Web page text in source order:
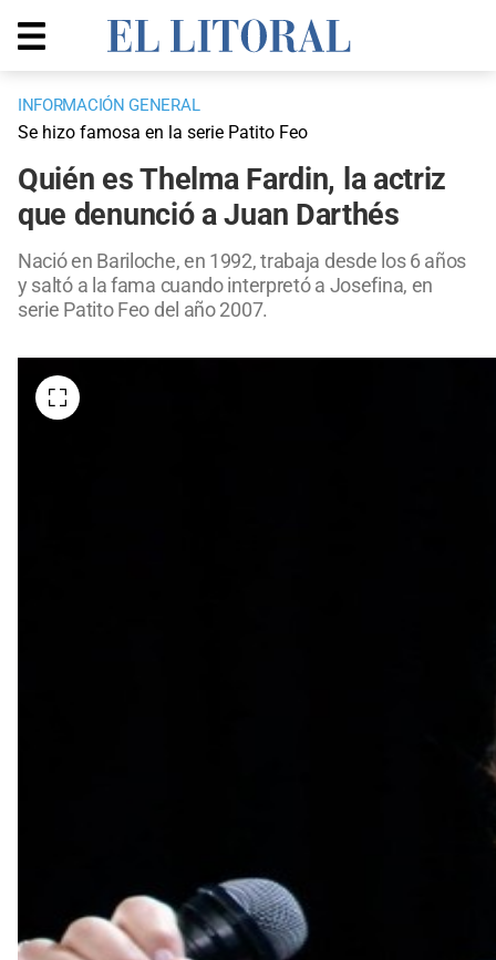
INFORMACIÓN GENERAL
Se hizo famosa en la serie Patito Feo
Quién es Thelma Fardin, la actriz
que denunció a Juan Darthés
Nació en Bariloche, en 1992, trabaja desde los 6 años
y saltó a la fama cuando interpretó a Josefina, en
serie Patito Feo del año 2007.